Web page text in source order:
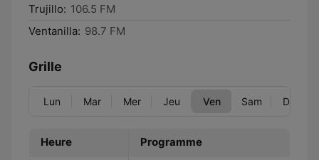
Trujillo: 106.5 FM
Ventanilla: 98.7 FM
Grille
Lun Mar Mer Jeu Ven Sam Dim
Heure Programme